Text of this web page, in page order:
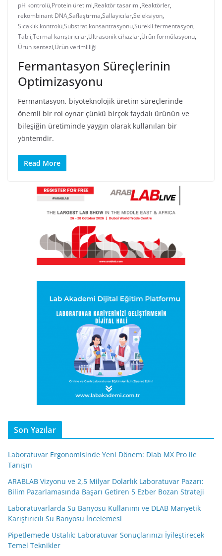
pH kontrolü,Protein üretimi,Reaktör tasarımı,Reaktörler,
rekombinant DNA,Saflaştırma,Sallayıcılar,Seleksiyon,
Sıcaklık kontrolü,Substrat konsantrasyonu,Sürekli fermentasyon,
Tabii,Termal karıştırıcılar,Ultrasonik cihazlar,Ürün formülasyonu,
Ürün sentezi,Ürün verimliliği
Fermantasyon Süreçlerinin
Optimizasyonu
Fermantasyon, biyoteknolojik üretim süreçlerinde
önemli bir rol oynar çünkü birçok faydalı ürünün ve
bileşiğin üretiminde yaygın olarak kullanılan bir
yöntemdir.
Read More
Son Yazılar
Laboratuvar Ergonomisinde Yeni Dönem: Dlab MX Pro ile
Tanışın
ARABLAB Vizyonu ve 2,5 Milyar Dolarlık Laboratuvar Pazarı:
Bilim Pazarlamasında Başarı Getiren 5 Ezber Bozan Strateji
Laboratuvarlarda Su Banyosu Kullanımı ve DLAB Manyetik
Karıştırıcılı Su Banyosu İncelemesi
Pipetlemede Ustalık: Laboratuvar Sonuçlarınızı İyileştirecek
Temel Teknikler